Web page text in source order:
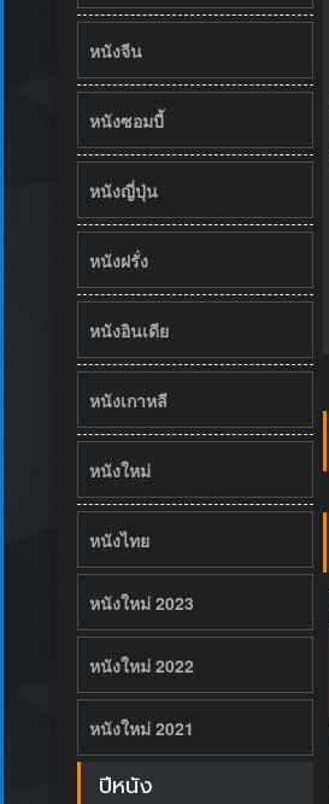
หนังจีน
หนังซอมบี้
หนังญี่ปุ่น
หนังฝรั่ง
หนังอินเดีย
หนังเกาหลี
หนังใหม่
หนังไทย
หนังใหม่ 2023
หนังใหม่ 2022
หนังใหม่ 2021
ปีหนัง